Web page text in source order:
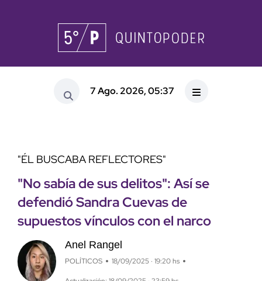
7 Ago. 2026, 05:37
"ÉL BUSCABA REFLECTORES"
"No sabía de sus delitos": Así se
defendió Sandra Cuevas de
supuestos vínculos con el narco
Anel Rangel
POLÍTICOS 18/09/2025 · 19:20 hs